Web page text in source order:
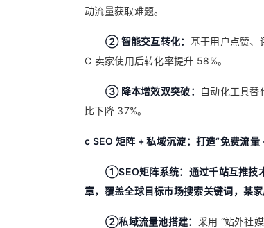
动流量获取难题。
② 智能交互转化： 基于用户点赞、
C 卖家使用后转化率提升 58%。
③ 降本增效双突破：
自动化工具
比下降 37%。
c SEO 矩阵 + 私域沉淀：打造“免费流量
①SEO矩阵系统：通过千站互推技
章，覆盖全球目标市场搜索关键词，某
②私域流量池搭建： 采用 “站外社